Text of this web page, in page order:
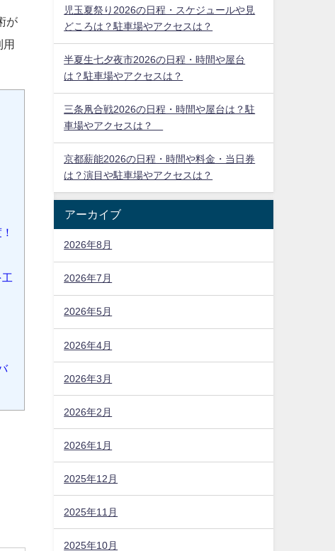
児玉夏祭り2026の日程・スケジュールや見
どころは？駐車場やアクセスは？
半夏生七夕夜市2026の日程・時間や屋台
は？駐車場やアクセスは？
三条凧合戦2026の日程・時間や屋台は？駐
車場やアクセスは？
京都薪能2026の日程・時間や料金・当日券
は？演目や駐車場やアクセスは？
アーカイブ
2026年8月
2026年7月
2026年5月
2026年4月
2026年3月
2026年2月
2026年1月
2025年12月
2025年11月
2025年10月